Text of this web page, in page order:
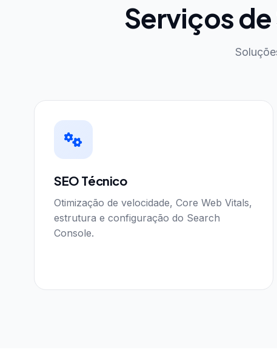
Serviços de
SEO Técnico
Otimização de velocidade, Core Web Vitals,
estrutura e configuração do Search
Console.